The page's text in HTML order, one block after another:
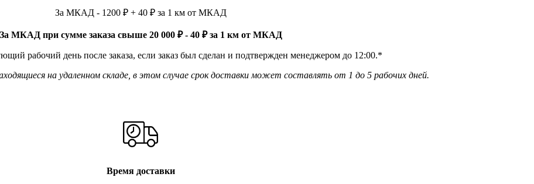
За МКАД - 1200 ₽ + 40 ₽ за 1 км от МКАД
За МКАД при сумме заказа свыше 20 000 ₽ - 40 ₽ за 1 км от МКАД
рабочий день после заказа, если заказ был сделан и подтвержден менеджером до 12:00.*
на удаленном складе, в этом случае срок доставки может составлять от 1 до 5 рабочих дней.
Время доставки